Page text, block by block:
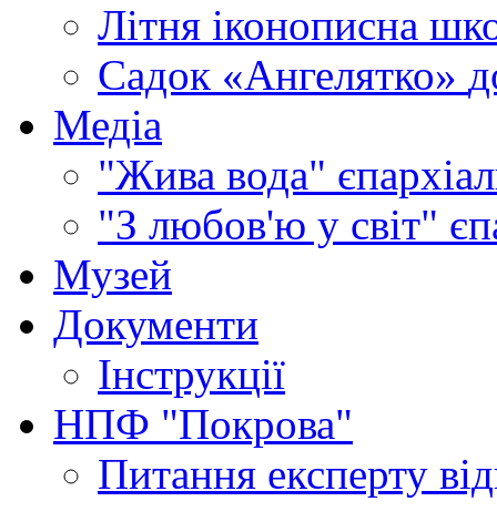
Літня іконописна
Садок «Ангелятко»
Медіа
"Жива вода"
"З любов'ю у світ"
Музей
Документи
Інструкції
НПФ "Покрова"
Питання експерту